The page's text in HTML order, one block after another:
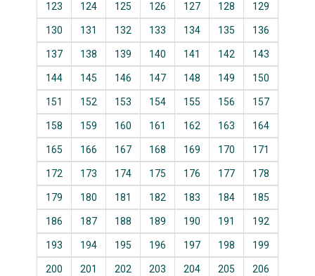
123 124 125 126 127 128 129
130 131 132 133 134 135 136
137 138 139 140 141 142 143
144 145 146 147 148 149 150
151 152 153 154 155 156 157
158 159 160 161 162 163 164
165 166 167 168 169 170 171
172 173 174 175 176 177 178
179 180 181 182 183 184 185
186 187 188 189 190 191 192
193 194 195 196 197 198 199
200 201 202 203 204 205 206